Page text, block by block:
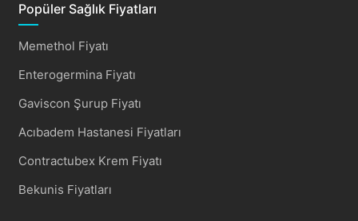
Popüler Sağlık Fiyatları
Memethol Fiyatı
Enterogermina Fiyatı
Gaviscon Şurup Fiyatı
Acıbadem Hastanesi Fiyatları
Contractubex Krem Fiyatı
Bekunis Fiyatları